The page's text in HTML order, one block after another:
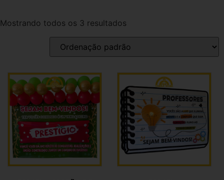
Mostrando todos os 3 resultados